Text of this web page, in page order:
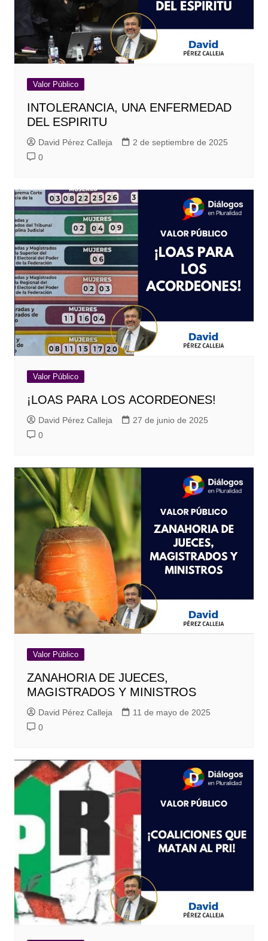
Valor Público
INTOLERANCIA, UNA ENFERMEDAD
DEL ESPIRITU
David Pérez Calleja
2 de septiembre de 2025
0
Valor Público
¡LOAS PARA LOS ACORDEONES!
David Pérez Calleja
27 de junio de 2025
0
Valor Público
ZANAHORIA DE JUECES,
MAGISTRADOS Y MINISTROS
David Pérez Calleja
11 de mayo de 2025
0